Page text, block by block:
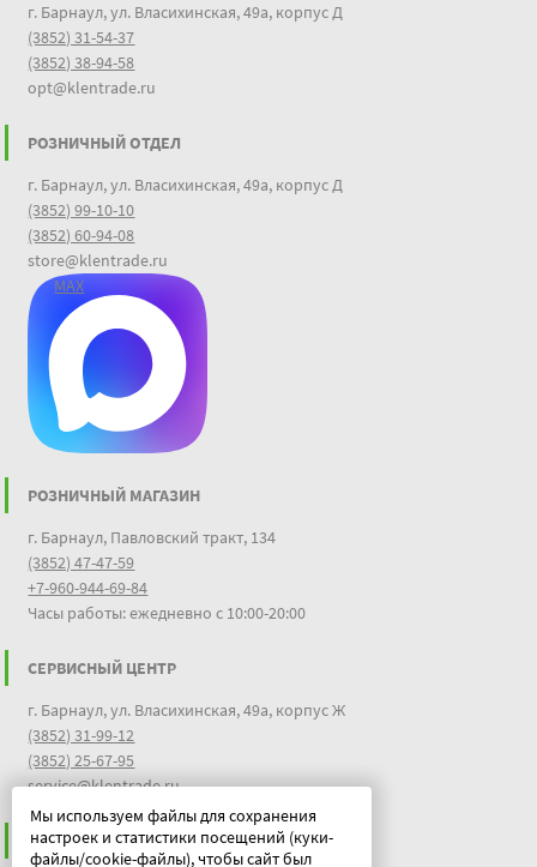
Мы используем файлы для сохранения
настроек и статистики посещений (куки-
файлы/cookie-файлы), чтобы сайт был
г. Барнаул, ул. Власихинская, 49а, корпус Д
(3852) 31-54-37
(3852) 38-94-58
opt@klentrade.ru
РОЗНИЧНЫЙ ОТДЕЛ
г. Барнаул, ул. Власихинская, 49а, корпус Д
(3852) 99-10-10
(3852) 60-94-08
store@klentrade.ru
MAX
РОЗНИЧНЫЙ МАГАЗИН
г. Барнаул, Павловский тракт, 134
(3852) 47-47-59
+7-960-944-69-84
Часы работы: ежедневно с 10:00-20:00
СЕРВИСНЫЙ ЦЕНТР
г. Барнаул, ул. Власихинская, 49а, корпус Ж
(3852) 31-99-12
(3852) 25-67-95
service@klentrade.ru
ИНФОРМАЦИЯ